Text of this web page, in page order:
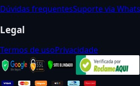
Dúvidas frequentesSuporte via
Legal
Termos de usoPrivacidade